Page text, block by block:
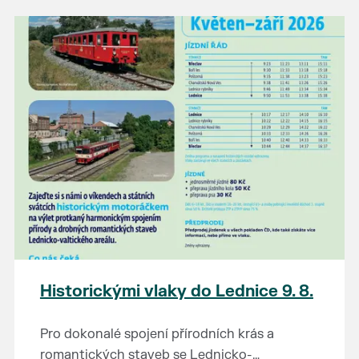
Prodejce prosíme tradičně o příchod 30
minut před začátkem, aby si vše na
prodejních místech stihli přichystat. Pokud
plánujete přijít a chcete rezervovat prodejní
místo, potvrďte prosím účast přes email
petr.vlasak@breclav.eu nebo zde v události,
ať víme, s kolika lidmi máme počítat. Počet
prodejních míst je omezen.
Těšíme se jako vždy!
Historickými vlaky do Lednice 9. 8.
Pro dokonalé spojení přírodních krás a
romantických staveb se Lednicko-